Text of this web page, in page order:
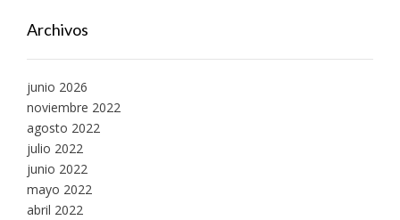
Archivos
junio 2026
noviembre 2022
agosto 2022
julio 2022
junio 2022
mayo 2022
abril 2022